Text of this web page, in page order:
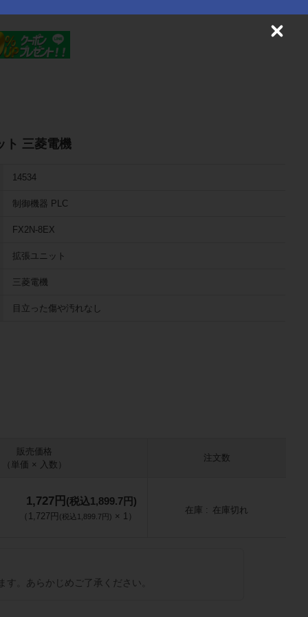
ト 三菱電機
14534
制御機器 PLC
FX2N-8EX
拡張ユニット
三菱電機
目立った傷や汚れなし
販売価格
（単価 × 入数）
注文数
1,727円 (税込1,899.7円)
（ 1,727円 (税込1,899.7円) × 1）
在庫 在庫切れ
。あらかじめご了承ください。
C